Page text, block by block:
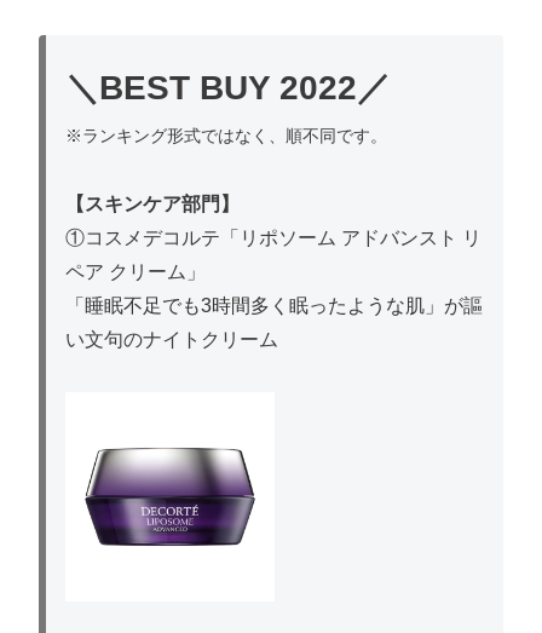
＼BEST BUY 2022／
※ランキング形式ではなく、順不同です。
【スキンケア部門】
①コスメデコルテ「リポソーム アドバンスト リ
ペア クリーム」
「睡眠不足でも3時間多く眠ったような肌」 が謳
い文句のナイトクリーム